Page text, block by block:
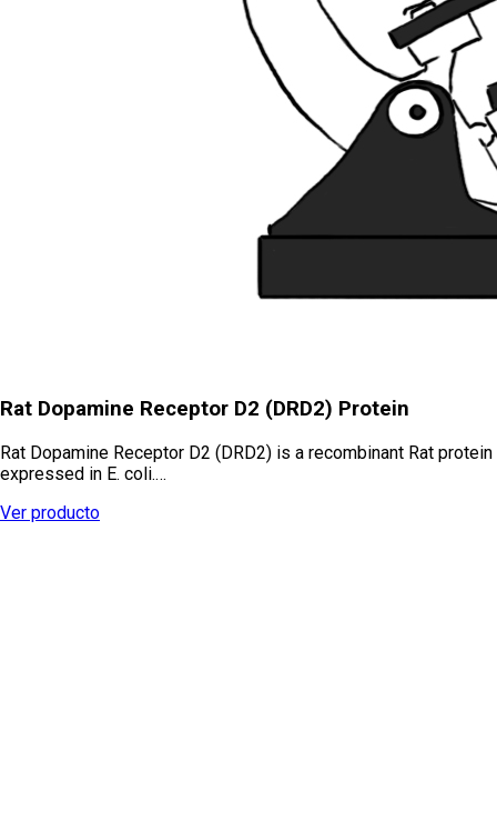
Rat Dopamine Receptor D2 (DRD2) Protein
Rat Dopamine Receptor D2 (DRD2) is a recombinant Rat protein
expressed in E. coli.…
Ver producto